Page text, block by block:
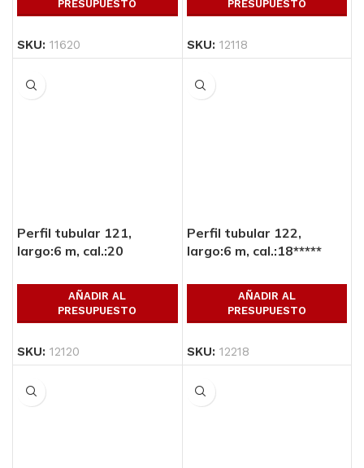
PRESUPUESTO
SKU: 11620
PRESUPUESTO
SKU: 12118
Perfil tubular 121,
largo:6 m, cal.:20
AÑADIR AL
PRESUPUESTO
SKU: 12120
Perfil tubular 122,
largo:6 m, cal.:18*****
AÑADIR AL
PRESUPUESTO
SKU: 12218